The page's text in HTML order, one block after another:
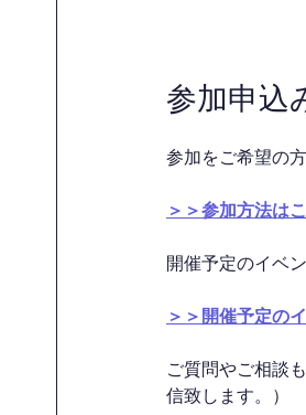
参加申込
参加をご希望の
＞＞参加方法は
開催予定のイベ
＞＞開催予定の
ご質問やご相談
信致します。）